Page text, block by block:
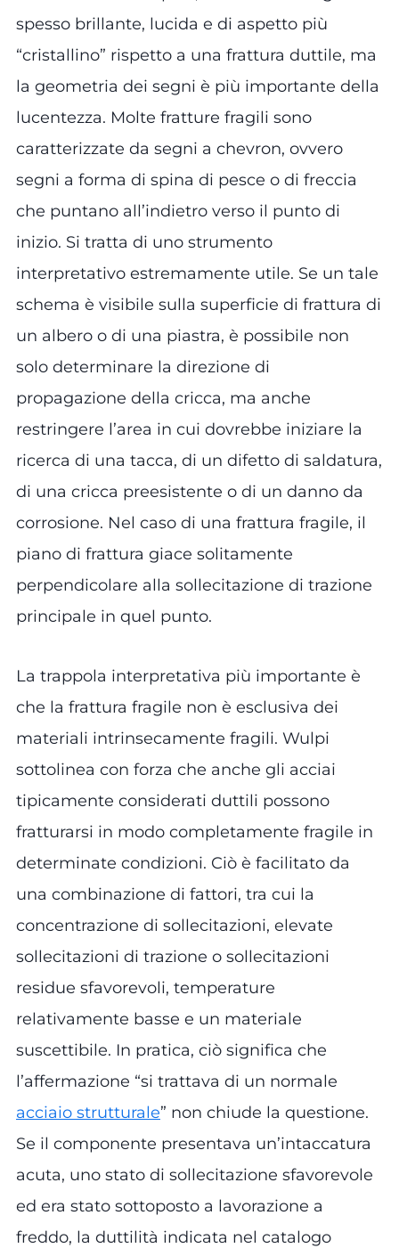
spesso brillante, lucida e di aspetto più
“cristallino” rispetto a una frattura duttile, ma
la geometria dei segni è più importante della
lucentezza. Molte fratture fragili sono
caratterizzate da segni a chevron, ovvero
segni a forma di spina di pesce o di freccia
che puntano all’indietro verso il punto di
inizio. Si tratta di uno strumento
interpretativo estremamente utile. Se un tale
schema è visibile sulla superficie di frattura di
un albero o di una piastra, è possibile non
solo determinare la direzione di
propagazione della cricca, ma anche
restringere l’area in cui dovrebbe iniziare la
ricerca di una tacca, di un difetto di saldatura,
di una cricca preesistente o di un danno da
corrosione. Nel caso di una frattura fragile, il
piano di frattura giace solitamente
perpendicolare alla sollecitazione di trazione
principale in quel punto.
La trappola interpretativa più importante è
che la frattura fragile non è esclusiva dei
materiali intrinsecamente fragili. Wulpi
sottolinea con forza che anche gli acciai
tipicamente considerati duttili possono
fratturarsi in modo completamente fragile in
determinate condizioni. Ciò è facilitato da
una combinazione di fattori, tra cui la
concentrazione di sollecitazioni, elevate
sollecitazioni di trazione o sollecitazioni
residue sfavorevoli, temperature
relativamente basse e un materiale
suscettibile. In pratica, ciò significa che
l’affermazione “si trattava di un normale
acciaio strutturale” non chiude la questione.
Se il componente presentava un’intaccatura
acuta, uno stato di sollecitazione sfavorevole
ed era stato sottoposto a lavorazione a
freddo, la duttilità indicata nel catalogo